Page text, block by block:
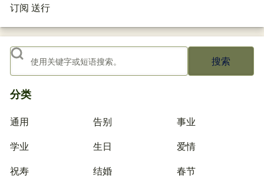
订阅 送行
搜索
分类
通用 告别
事业
学业
生日
爱情
祝寿
结婚
春节